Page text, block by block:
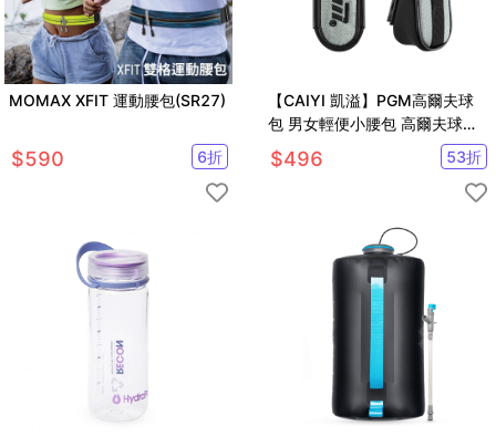
MOMAX XFIT 運動腰包(SR27)
$590 6折
【CAIYI 凱溢】PGM高爾夫球
包 男女輕便小腰包 高爾夫球磁
吸腰包 迷你球包掛件
$496 53折